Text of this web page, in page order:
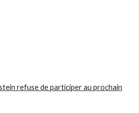
refuse de participer au prochain